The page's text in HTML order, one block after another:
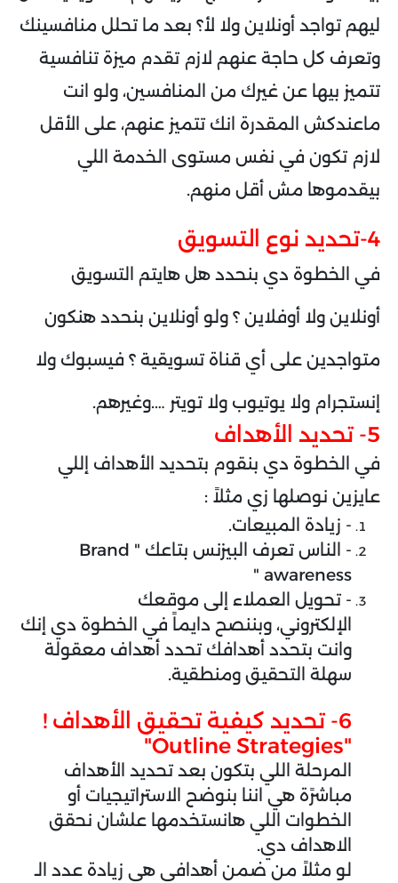
ليهم تواجد أونلاين ولا لأ؟ بعد ما تحلل منافسينك
وتعرف كل حاجة عنهم لازم تقدم ميزة تنافسية
تتميز بيها عن غيرك من المنافسين، ولو انت
ماعندكش المقدرة انك تتميز عنهم، على الأقل
لازم تكون في نفس مستوى الخدمة اللي
بيقدموها مش أقل منهم.
4-تحديد نوع التسويق
في الخطوة دي بنحدد هل هايتم التسويق
أونلاين ولا أوفلاين ؟ ولو أونلاين بنحدد هنكون
متواجدين على أي قناة تسويقية ؟ فيسبوك ولا
إنستجرام ولا يوتيوب ولا تويتر ….وغيرهم.
5- تحديد الأهداف
في الخطوة دي بنقوم بتحديد الأهداف إللي
عايزين نوصلها زي مثلاً :
- زيادة المبيعات.
- الناس تعرف البيزنس بتاعك " Brand
awareness "
- تحويل العملاء إلى موقعك
الإلكتروني، وبننصح دايماً في الخطوة دي إنك
وانت بتحدد أهدافك تحدد أهداف معقولة
سهلة التحقيق ومنطقية.
6- تحديد كيفية تحقيق الأهداف !
"Outline Strategies"
المرحلة اللي بتكون بعد تحديد الأهداف
مباشرًة هي اننا بنوضح الاستراتيجيات أو
الخطوات اللي هانستخدمها علشان نحقق
الاهداف دي.
لو مثلاً من ضمن أهدافي هي زيادة عدد الـ